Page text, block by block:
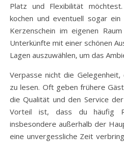
Platz und Flexibilität
kochen und eventuell sogar
Kerzenschein im eigenen
Unterkünfte mit einer schönen
Lagen auszuwählen, um das
Verpasse nicht die
zu lesen. Oft geben frühere
die Qualität und den Service
Vorteil ist, dass du häufig
insbesondere außerhalb der
eine unvergessliche Zeit